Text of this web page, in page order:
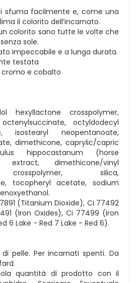
sfuma facilmente e, come una
il colorito dell’incarnato.
colorito sano tutte le volte che
sole.
impeccabile e a lunga durata.
testata
e cobalto
hexyllactone crosspolymer,
octyldodecyl
isostearyl neopentanoate,
dimethicone, caprylic/capric
hippocastanum (horse
dimethicone/vinyl
silica,
tocopheryl acetate, sodium
(Titanium Dioxide), Ci 77492
(Iron Oxides), Ci 77499 (Iron
6 Lake - Red 7 Lake - Red 6).
pelle. Per incarnati spenti. Da
quantità di prodotto con il